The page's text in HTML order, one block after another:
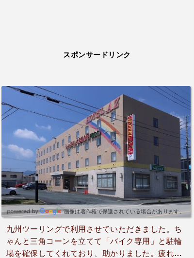
スポンサードリンク
画像は著作権で保護されている場合があります。
九州ツーリングで利用させていただきました。ち
ゃんと三角コーンを立てて「バイク専用」と駐輪
場を確保してくれており、助かりました。疲れて